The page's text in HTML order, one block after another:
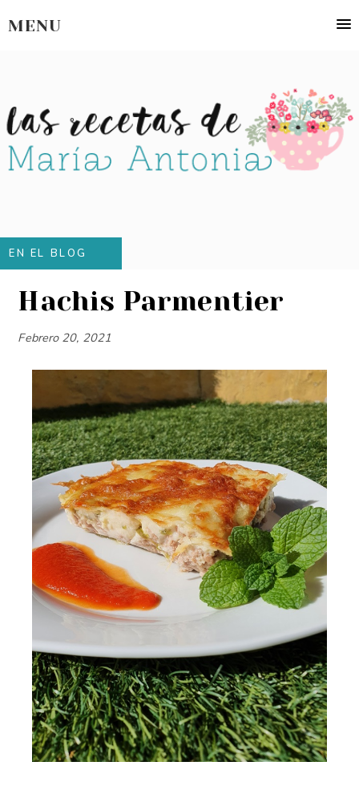
MENU
EN EL BLOG
Hachis Parmentier
Febrero 20, 2021